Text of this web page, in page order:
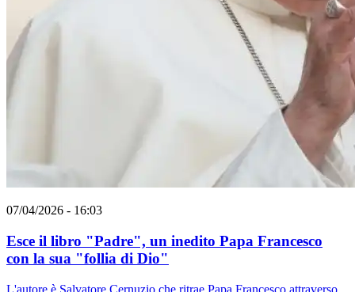
07/04/2026 - 16:03
Esce il libro "Padre", un inedito Papa Francesco
con la sua "follia di Dio"
L'autore è Salvatore Cernuzio che ritrae Papa Francesco attraverso